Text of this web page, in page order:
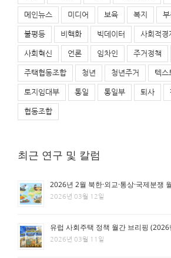
메인뉴스 미디어 보육 복지 부
불평등 비핵화 빅데이터 사회적경
사회혁신 언론 임차인 주거정책
주택협동조합 청년 청년주거 텍스
토지임대부 통일 통일부 퇴사
협동조합
최근 연구 및 칼럼
2026년 2월 북한·외교·통상·국제분쟁
2026년 03월 12일
유럽 사회주택 정책 월간 브리핑 (2026
2026년 03월 11일